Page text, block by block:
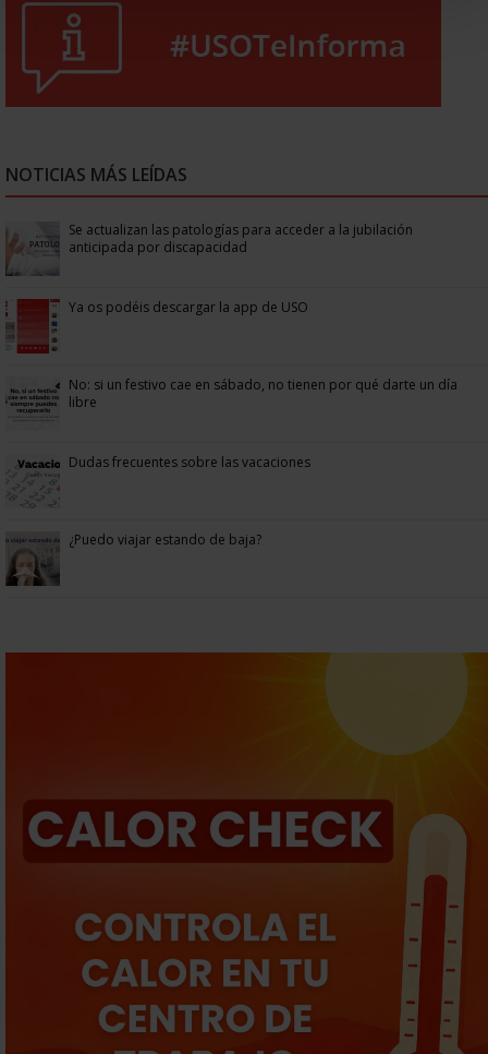
NOTICIAS MÁS LEÍDAS
Se actualizan las patologías para acceder a la jubilación
anticipada por discapacidad
Ya os podéis descargar la app de USO
No: si un festivo cae en sábado, no tienen por qué darte un día
libre
Dudas frecuentes sobre las vacaciones
¿Puedo viajar estando de baja?